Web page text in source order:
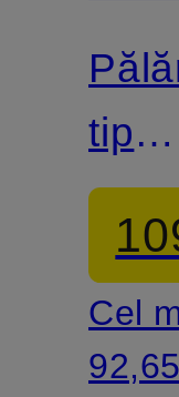
tip
Cel